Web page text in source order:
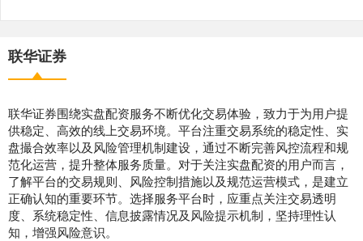
联华证券
联华证券围绕实盘配资服务不断优化交易体验，致力于为用户提
供稳定、高效的线上交易环境。平台注重交易系统的稳定性、实
盘撮合效率以及风险管理机制建设，通过不断完善风控流程和规
范化运营，提升整体服务质量。对于关注实盘配资的用户而言，
了解平台的交易规则、风险控制措施以及规范运营模式，是建立
正确认知的重要环节。选择服务平台时，应重点关注交易透明
度、系统稳定性、信息披露情况及风险提示机制，坚持理性认
知，增强风险意识。